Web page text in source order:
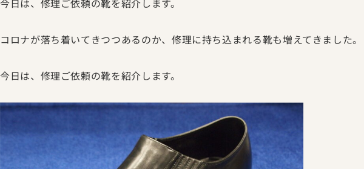
コロナが落ち着いてきつつあるのか、修理に持ち込まれる靴も増えてきました。
今日は、修理ご依頼の靴を紹介します。